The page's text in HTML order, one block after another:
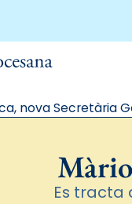
nova Secretària
Es tracta